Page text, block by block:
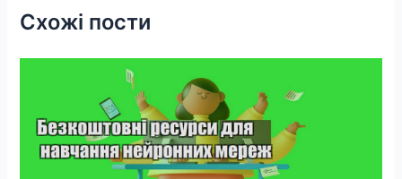
Схожі пости